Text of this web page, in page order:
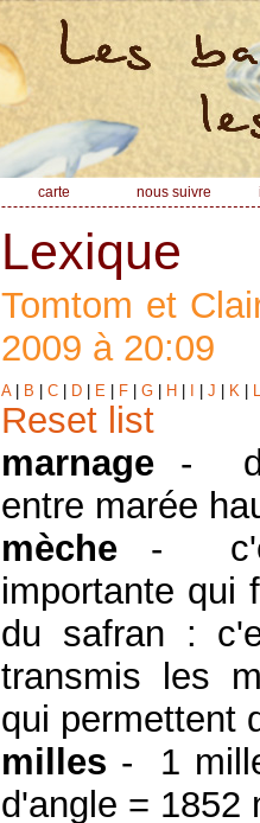
carte nous suivre
Lexique
Tomtom et
2009 à 20:09
A| B C| D| E| F| G| H J K| L
Reset list
marnage-
entre marée
mèche-
importante qui
du safran :
transmis les
qui permettent
milles - 1
d'angle = 1852